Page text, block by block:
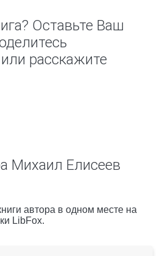
Оставьте Ваш
расскажите
Михаил Елисеев
автора в одном месте на
LibFox.